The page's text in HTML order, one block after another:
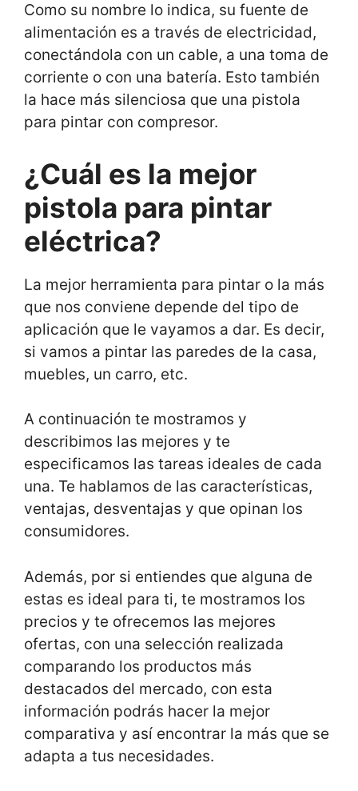
Como su nombre lo indica, su fuente de
alimentación es a través de electricidad,
conectándola con un cable, a una toma de
corriente o con una batería. Esto también
la hace más silenciosa que una pistola
para pintar con compresor.
¿Cuál es la mejor
pistola para pintar
eléctrica?
La mejor herramienta para pintar o la más
que nos conviene depende del tipo de
aplicación que le vayamos a dar. Es decir,
si vamos a pintar las paredes de la casa,
muebles, un carro, etc.
A continuación te mostramos y
describimos las mejores y te
especificamos las tareas ideales de cada
una. Te hablamos de las características,
ventajas, desventajas y que opinan los
consumidores.
Además, por si entiendes que alguna de
estas es ideal para ti, te mostramos los
precios y te ofrecemos las mejores
ofertas, con una selección realizada
comparando los productos más
destacados del mercado, con esta
información podrás hacer la mejor
comparativa y así encontrar la más que se
adapta a tus necesidades.